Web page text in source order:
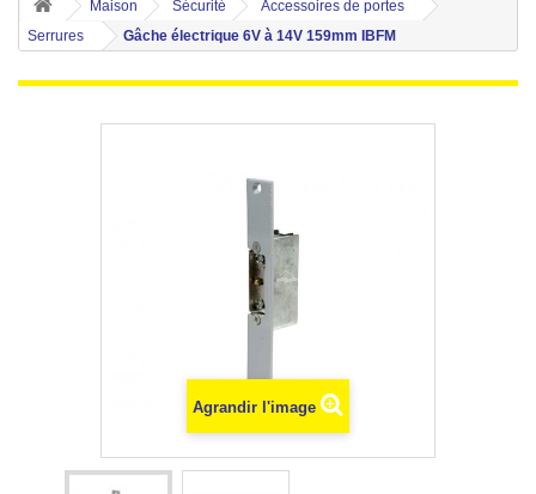
Maison Sécurité
Accessoires de portes
Serrures
Gâche électrique 6V à 14V 159mm IBFM
Agrandir l'image